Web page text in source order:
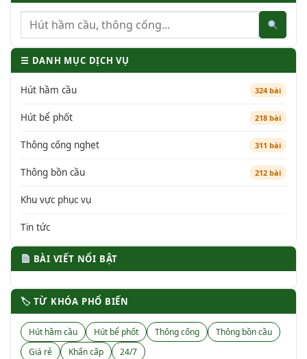
☰ DANH MỤC DỊCH VỤ
Hút hầm cầu 324 bài
Hút bể phốt 218 bài
Thông cống nghẹt 311 bài
Thông bồn cầu 212 bài
Khu vực phục vụ
Tin tức
BÀI VIẾT NỔI BẬT
🏷 TỪ KHÓA PHỔ BIẾN
Hút hầm cầu Hút bể phốt Thông cống
Thông bồn cầu
Giá rẻ
Khẩn cấp 24/7